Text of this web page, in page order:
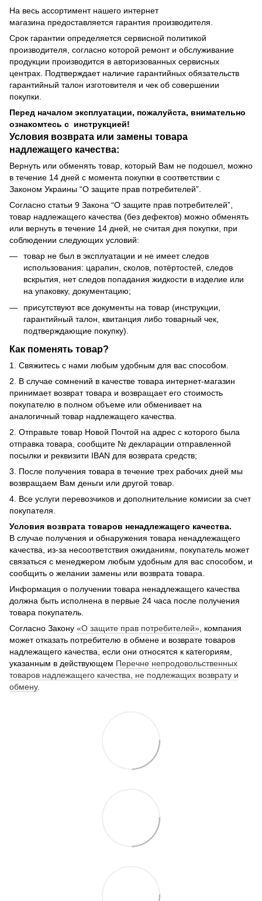
На весь ассортимент нашего интернет
магазина предоставляется гарантия производителя.
Срок гарантии определяется сервисной политикой
производителя, согласно которой ремонт и обслуживание
продукции производится в авторизованных сервисных
центрах. Подтверждает наличие гарантийных обязательств
гарантийный талон изготовителя и чек об совершении
покупки.
Перед началом эксплуатации, пожалуйста, внимательно
ознакомтесь с инструкцией!
Условия возврата или замены товара
надлежащего качества:
Вернуть или обменять товар, который Вам не подошел, можно
в течение 14 дней с момента покупки в соответствии с
Законом Украины “О защите прав потребителей”.
Согласно статьи 9 Закона “О защите прав потребителей”,
товар надлежащего качества (без дефектов) можно обменять
или вернуть в течение 14 дней, не считая дня покупки, при
соблюдении следующих условий:
товар не был в эксплуатации и не имеет следов
использования: царапин, сколов, потёртостей, следов
вскрытия, нет следов попадания жидкости в изделие или
на упаковку, документацию;
присутствуют все документы на товар (инструкции,
гарантийный талон, квитанция либо товарный чек,
подтверждающие покупку).
Как поменять товар?
1. Свяжитесь с нами любым удобным для вас способом.
2. В случае сомнений в качестве товара интернет-магазин
принимает возврат товара и возвращает его стоимость
покупателю в полном объеме или обменивает на
аналогичный товар надлежащего качества.
2. Отправьте товар Новой Почтой на адрес с которого была
отправка товара, сообщите № декларации отправленной
посылки и реквизити IBAN для возврата средств;
3. После получения товара в течение трех рабочих дней мы
возвращаем Вам деньги или другой товар.
4. Все услуги перевозчиков и дополнительние комисии за счет
покупателя.
Условия возврата товаров ненадлежащего качества.
В случае получения и обнаружения товара ненадлежащего
качества, из-за несоответствия ожиданиям, покупатель может
связаться с менеджером любым удобным для вас способом, и
сообщить о желании замены или возврата товара.
Информация о получении товара ненадлежащего качества
должна быть исполнена в первые 24 часа после получения
товара покупатель.
Согласно Закону «О защите прав потребителей», компания
может отказать потребителю в обмене и возврате товаров
надлежащего качества, если они относятся к категориям,
указанным в действующем Перечне непродовольственных
товаров надлежащего качества, не подлежащих возврату и
обмену.